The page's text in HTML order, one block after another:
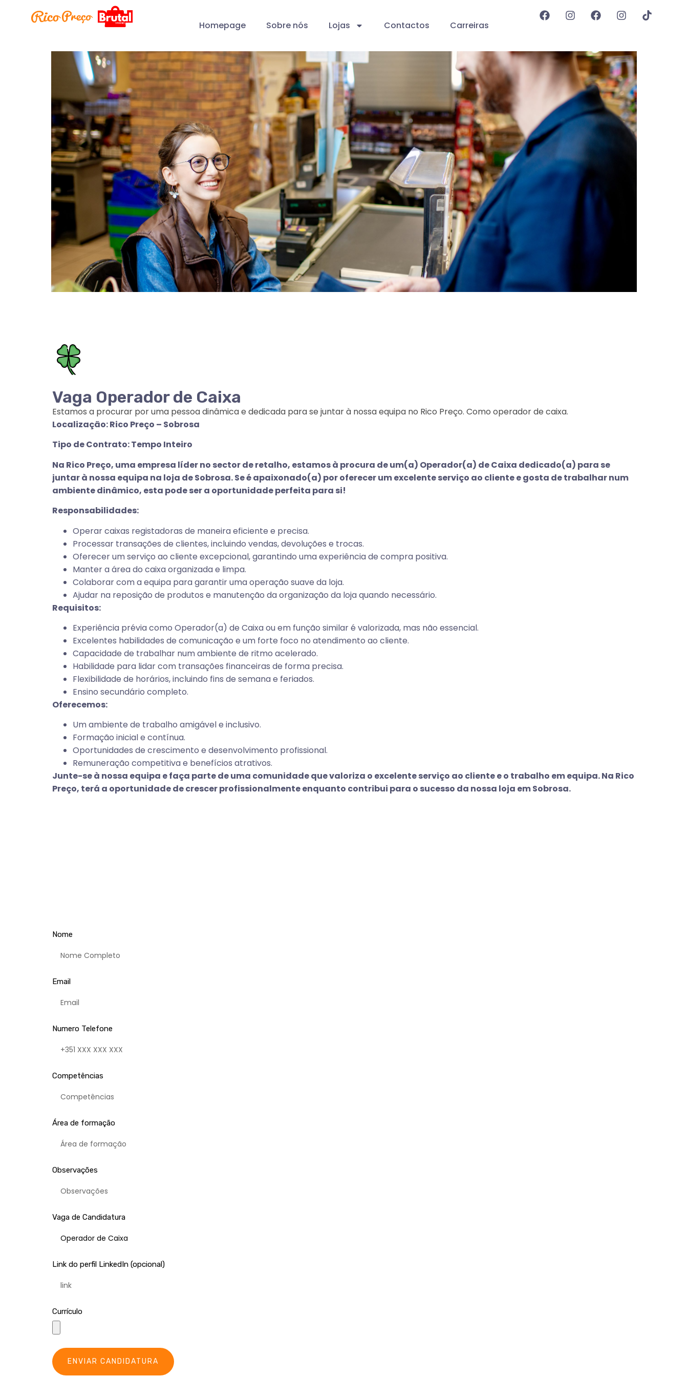
Homepage Sobre nós Lojas Contactos Carreiras
Vaga Operador de Caixa​
Estamos a procurar por uma pessoa dinâmica e dedicada para se juntar à nossa equipa no Rico Preço. Como operador de caixa.
Localização: Rico Preço – Sobrosa
Tipo de Contrato: Tempo Inteiro
Na Rico Preço, uma empresa líder no sector de retalho, estamos à procura de um(a) Operador(a) de Caixa dedicado(a) para se
juntar à nossa equipa na loja de Sobrosa. Se é apaixonado(a) por oferecer um excelente serviço ao cliente e gosta de trabalhar num
ambiente dinâmico, esta pode ser a oportunidade perfeita para si!
Responsabilidades:
Operar caixas registadoras de maneira eficiente e precisa.
Processar transações de clientes, incluindo vendas, devoluções e trocas.
Oferecer um serviço ao cliente excepcional, garantindo uma experiência de compra positiva.
Manter a área do caixa organizada e limpa.
Colaborar com a equipa para garantir uma operação suave da loja.
Ajudar na reposição de produtos e manutenção da organização da loja quando necessário.
Requisitos:
Experiência prévia como Operador(a) de Caixa ou em função similar é valorizada, mas não essencial.
Excelentes habilidades de comunicação e um forte foco no atendimento ao cliente.
Capacidade de trabalhar num ambiente de ritmo acelerado.
Habilidade para lidar com transações financeiras de forma precisa.
Flexibilidade de horários, incluindo fins de semana e feriados.
Ensino secundário completo.
Oferecemos:
Um ambiente de trabalho amigável e inclusivo.
Formação inicial e contínua.
Oportunidades de crescimento e desenvolvimento profissional.
Remuneração competitiva e benefícios atrativos.
Junte-se à nossa equipa e faça parte de uma comunidade que valoriza o excelente serviço ao cliente e o trabalho em equipa. Na Rico
Preço, terá a oportunidade de crescer profissionalmente enquanto contribui para o sucesso da nossa loja em Sobrosa.
Nome
Email
Numero Telefone
Competências
Área de formação
Observações
Vaga de Candidatura
Link do perfil LinkedIn (opcional)
Currículo
ENVIAR CANDIDATURA